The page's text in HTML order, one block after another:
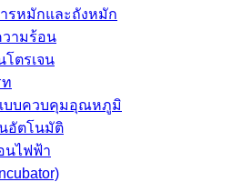
รหมักและถังหมัก
วามร้อน
โตรเจน
ท
แบบควบคุมอุณหภูมิ
อัตโนมัติ
นไฟฟ้า